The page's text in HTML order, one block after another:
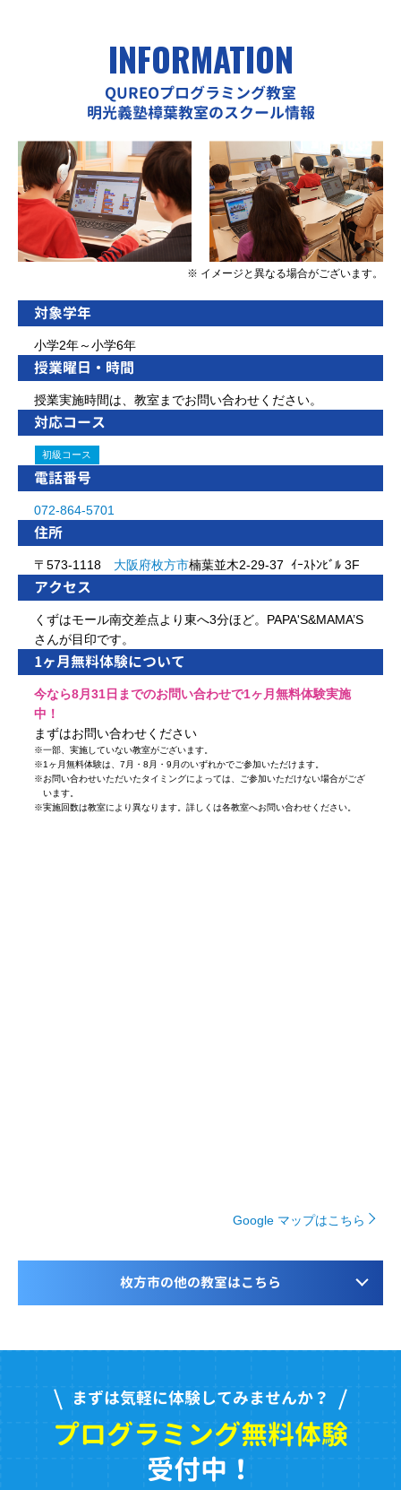
INFORMATION
QUREOプログラミング教室
明光義塾樟葉教室のスクール情報
※ イメージと異なる場合がございます。
対象学年
小学2年～小学6年
授業曜日・時間
授業実施時間は、教室までお問い合わせください。
対応コース
初級コース
電話番号
072-864-5701
住所
〒573-1118 大阪府枚方市楠葉並木2-29-37 ｲｰｽﾄﾝﾋﾞﾙ 3F
アクセス
くずはモール南交差点より東へ3分ほど。PAPA'S&MAMA’S
さんが目印です。
1ヶ月無料体験について
今なら8月31日までのお問い合わせで1ヶ月無料体験実施
中！
まずはお問い合わせください
※一部、実施していない教室がございます。
※1ヶ月無料体験は、7月・8月・9月のいずれかでご参加いただけます。
※お問い合わせいただいたタイミングによっては、ご参加いただけない場合がござ
います。
※実施回数は教室により異なります。詳しくは各教室へお問い合わせください。
Google マップはこちら
枚方市の他の教室はこちら
まずは気軽に体験してみませんか？
プログラミング無料体験
受付中！